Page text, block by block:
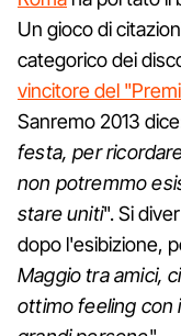
Un gioco di
categorico dei
vincitore del
Sanremo 2013
festa, per
non potremmo
stare uniti". Si
dopo l'esibizione,
Maggio tra amici,
ottimo feeling con i